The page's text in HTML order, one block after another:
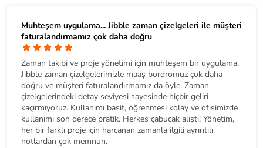
Muhteşem uygulama... Jibble zaman çizelgeleri ile müşteri
faturalandırmamız çok daha doğru
Zaman takibi ve proje yönetimi için muhteşem bir uygulama.
Jibble zaman çizelgelerimizle maaş bordromuz çok daha
doğru ve müşteri faturalandırmamız da öyle. Zaman
çizelgelerindeki detay seviyesi sayesinde hiçbir geliri
kaçırmıyoruz. Kullanımı basit, öğrenmesi kolay ve ofisimizde
kullanımı son derece pratik. Herkes çabucak alıştı! Yönetim,
her bir farklı proje için harcanan zamanla ilgili ayrıntılı
notlardan çok memnun.